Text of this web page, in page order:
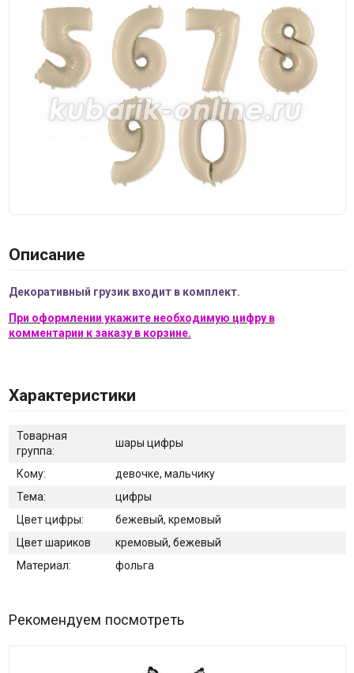
Описание
Декоративный грузик входит в комплект.
При оформлении укажитенеобходимую цифрув
комментарии кзаказувкорзине.
Характеристики
Товарная
группа:
шары цифры
Кому:
девочке, мальчику
Тема:
цифры
Цвет цифры:
бежевый, кремовый
Цвет шариков
кремовый, бежевый
Материал:
фольга
Рекомендуем посмотреть